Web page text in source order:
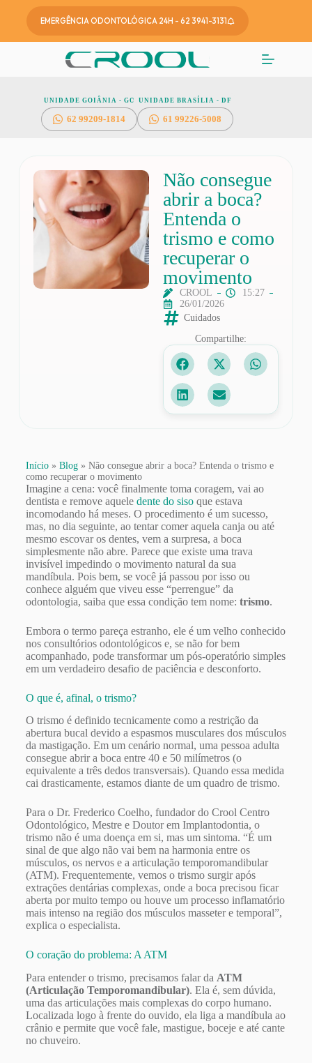
EMERGÊNCIA ODONTOLÓGICA 24H - 62 3941-3131
UNIDADE GOIÂNIA - GO
6299209-1814
UNIDADE BRASÍLIA - DF
61 99226-5008
Não consegue
abrir a boca?
Entenda o
trismo e como
recuperar o
movimento
CROOL
15:27
26/01/2026
Cuidados
Compartilhe:
Início» Blog» Não consegue abrir a boca? Entenda o trismo e
como recuperar o movimento
Imagine a cena: você finalmente toma coragem, vai ao
dentista e remove aquele dente do sisoque estava
incomodando há meses. O procedimento é um sucesso,
mas, no dia seguinte, ao tentar comer aquela canja ou até
mesmo escovar os dentes, vem a surpresa, a boca
simplesmente não abre. Parece que existe uma trava
invisível impedindo o movimento natural da sua
mandíbula. Pois bem, se você já passou por isso ou
conhece alguém que viveu esse “perrengue” da
odontologia, saiba que essa condição tem nome: trismo.
Embora o termo pareça estranho, ele é um velho conhecido
nos consultórios odontológicos e, se não for bem
acompanhado, pode transformar um pós-operatório simples
em um verdadeiro desafio de paciência e desconforto.
O que é, afinal, o trismo?
O trismo é definido tecnicamente como a restrição da
abertura bucal devido a espasmos musculares dos músculos
da mastigação. Em um cenário normal, uma pessoa adulta
consegue abrir a boca entre 40 e 50 milímetros (o
equivalente a três dedos transversais). Quando essa medida
cai drasticamente, estamos diante de um quadro de trismo.
Para o Dr. Frederico Coelho, fundador do Crool Centro
Odontológico, Mestre e Doutor em Implantodontia, o
trismo não é uma doença em si, mas um sintoma. “É um
sinal de que algo não vai bem na harmonia entre os
músculos, os nervos e a articulação temporomandibular
(ATM). Frequentemente, vemos o trismo surgir após
extrações dentárias complexas, onde a boca precisou ficar
aberta por muito tempo ou houve um processo inflamatório
mais intenso na região dos músculos masseter e temporal”,
explica o especialista.
O coração do problema: A ATM
Para entender o trismo, precisamos falar da ATM
(Articulação Temporomandibular). Ela é, sem dúvida,
uma das articulações mais complexas do corpo humano.
Localizada logo à frente do ouvido, ela liga a mandíbula ao
crânio e permite que você fale, mastigue, boceje e até cante
no chuveiro.